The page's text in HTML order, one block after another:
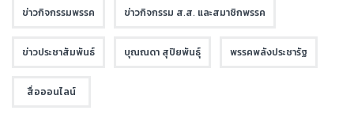
ข่าวกิจกรรมพรรค ข่าวกิจกรรม ส.ส. และสมาชิกพรรค
ข่าวประชาสัมพันธ์ บุณณดา สุปิยพันธุ์ พรรคพลังประชารัฐ
สื่อออนไลน์